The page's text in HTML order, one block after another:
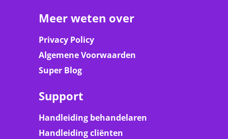
Meer weten over
Privacy Policy
Algemene Voorwaarden
Super Blog
Support
Handleiding behandelaren
Handleiding cliënten